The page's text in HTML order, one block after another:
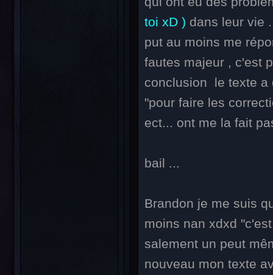
toi xD ) dans leur vie
put au moins me
fautes majeur , c'est
conclusion le texte a
"pour faire les
ect... ont me la fait
bail ...
Brandon je me suis
moins nan xdxd
salement un peut
nouveau mon texte